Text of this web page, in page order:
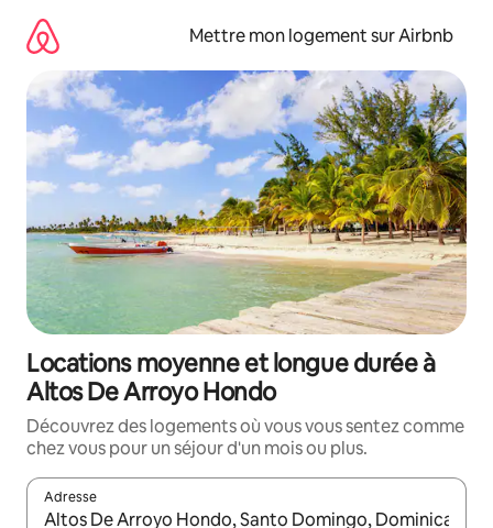
directement
Mettre mon logement sur Airbnb
Locations moyenne et longue durée à
Altos De Arroyo Hondo
Découvrez des logements où vous vous sentez comme
chez vous pour un séjour d'un mois ou plus.
Adresse
Lorsque les résultats s'affichent, utilisez les flèches vers le